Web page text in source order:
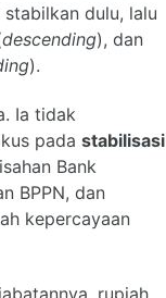
dulu, lalu
descending), dan
).
Ia tidak
pada stabilisasi
Bank
BPPN, dan
kepercayaan